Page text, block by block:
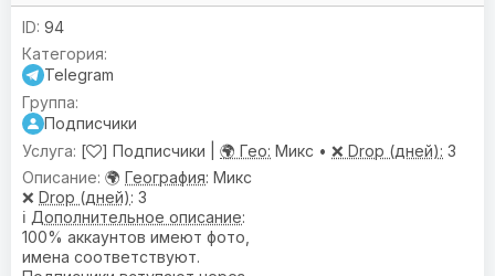
94
Telegram
Подписчики
[
] Подписчики | 🌍 Гео: Микс • ❌ Drop (дней): 3
🌍 География: Микс
❌ Drop (дней): 3
ℹ️ Дополнительное описание:
100% аккаунтов имеют фото,
имена соответствуют.